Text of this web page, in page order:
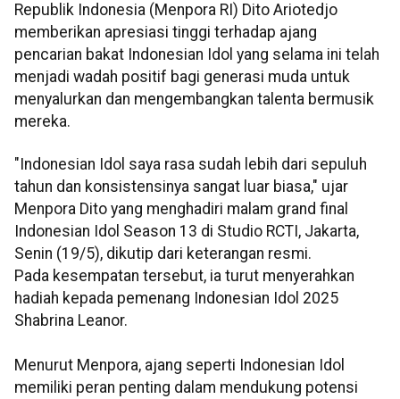
Republik Indonesia (Menpora RI) Dito Ariotedjo
memberikan apresiasi tinggi terhadap ajang
pencarian bakat Indonesian Idol yang selama ini telah
menjadi wadah positif bagi generasi muda untuk
menyalurkan dan mengembangkan talenta bermusik
mereka.
"Indonesian Idol saya rasa sudah lebih dari sepuluh
tahun dan konsistensinya sangat luar biasa," ujar
Menpora Dito yang menghadiri malam grand final
Indonesian Idol Season 13 di Studio RCTI, Jakarta,
Senin (19/5), dikutip dari keterangan resmi.
Pada kesempatan tersebut, ia turut menyerahkan
hadiah kepada pemenang Indonesian Idol 2025
Shabrina Leanor.
Menurut Menpora, ajang seperti Indonesian Idol
memiliki peran penting dalam mendukung potensi